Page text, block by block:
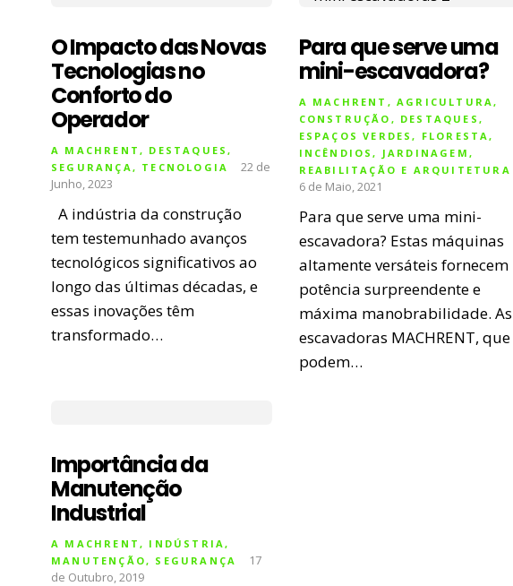
O Impacto das Novas
Tecnologias no
Conforto do
Operador
A MACHRENT , DESTAQUES,
SEGURANÇA , TECNOLOGIA
22 de
Junho, 2023
A indústria da construção
tem testemunhado avanços
tecnológicos significativos ao
longo das últimas décadas, e
essas inovações têm
transformado…
Para que serve uma
mini-escavadora?
A MACHRENT ,AGRICULTURA,
CONSTRUÇÃO , DESTAQUES ,
ESPAÇOS VERDES, FLORESTA,
INCÊNDIOS, JARDINAGEM ,
REABILITAÇÃO E ARQUITETURA
6 de Maio, 2021
Para que serve uma mini-
escavadora? Estas máquinas
altamente versáteis fornecem
potência surpreendente e
máxima manobrabilidade. As
escavadoras MACHRENT, que
podem…
Importância da
Manutenção
Industrial
A MACHRENT , INDÚSTRIA,
MANUTENÇÃO, SEGURANÇA
17
de Outubro, 2019